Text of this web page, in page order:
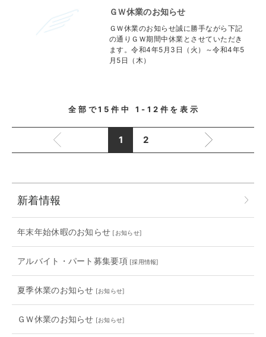
ＧＷ休業のお知らせ
ＧＷ休業のお知らせ誠に勝手ながら下記
の通りＧＷ期間中休業とさせていただき
ます。令和4年5月3日（火）～令和4年5
月5日（木）
全部で15件中 1-12 件を表示
1 2
新着情報
年末年始休暇のお知らせ [お知らせ]
アルバイト・パート募集要項 [採用情報]
夏季休業のお知らせ [お知らせ]
ＧＷ休業のお知らせ [お知らせ]